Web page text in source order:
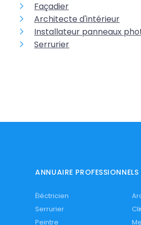
Façadier
Architecte d'intérieur
Installateur panneaux
Serrurier
ANNUAIRE
Éléctricien
Serrurier
Peintre